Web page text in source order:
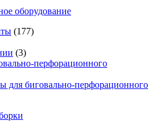
оборудование
(177)
(3)
перфорационного
для биговально-перфорационного